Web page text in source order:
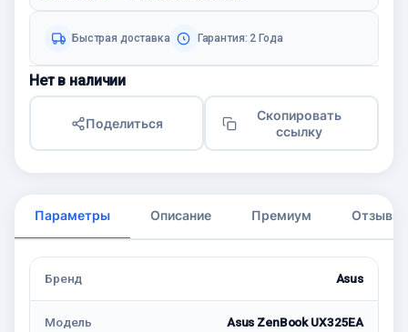
Быстрая доставка Гарантия: 2 Года
Нет в наличии
Поделиться
Скопировать
ссылку
Параметры Описание Премиум Отзывы
Бренд Asus
Модель Asus ZenBook UX325EA